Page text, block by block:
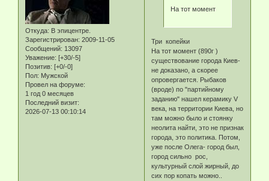
Откуда: В эпицентре.
Зарегистрирован: 2009-11-05
Сообщений: 13097
Уважение: [+30/-5]
Позитив: [+0/-0]
Пол: Мужской
Провел на форуме:
1 год 0 месяцев
Последний визит:
2026-07-13 00:10:14
На тот момент
Три копейки
На тот момент (890г )
существование города Киев-
не доказано, а скорее
опровергается. Рыбаков
(вроде) по "партийному
заданию" нашел керамику V
века, на территории Киева, но
там можно было и стоянку
неолита найти, это не признак
города, это политика. Потом,
уже после Олега- город был,
город сильно рос,
культурный слой жирный, до
сих пор копать можно..